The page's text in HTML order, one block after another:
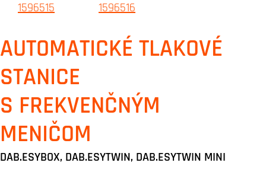
AUTOMATICKÉ TLAKOVÉ
STANICE
S FREKVENČNÝM
MENIČOM
DAB.ESYBOX, DAB.ESYTWIN, DAB.ESYTWIN MINI